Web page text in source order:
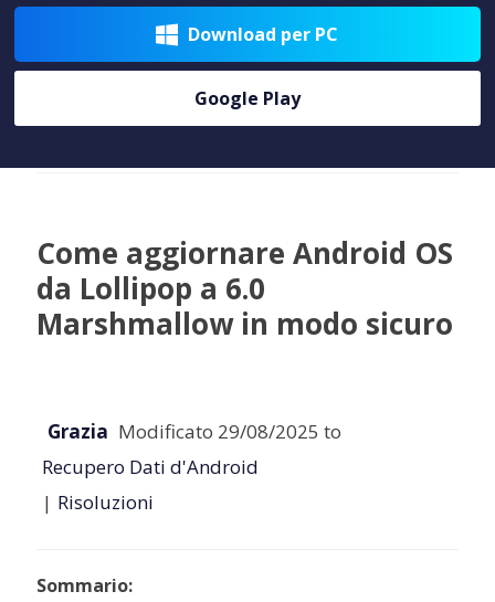
 Download per PC
Google Play
Come aggiornare Android OS
da Lollipop a 6.0
Marshmallow in modo sicuro
Grazia Modificato 29/08/2025 to
Recupero Dati d'Android
| Risoluzioni
Sommario: